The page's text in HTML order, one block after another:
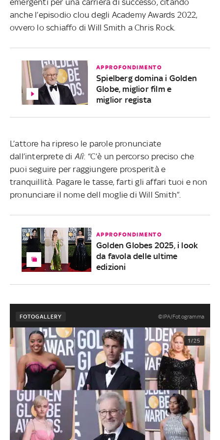
anche l’episodio clou degli Academy Awards 2022,
ovvero lo schiaffo di Will Smith a Chris Rock.
APPROFONDIMENTO
Spielberg domina i Golden
Globe, miglior film e
miglior regista
L’attore ha ripreso le parole pronunciate
dall’interprete di Alì: “C’è un percorso preciso che
puoi seguire per raggiungere prosperità e
tranquillità. Pagare le tasse, farti gli affari tuoi e non
pronunciare il nome dell moglie di Will Smith”.
APPROFONDIMENTO
Golden Globes 2025, i look
da favola delle ultime
edizioni
FOTOGALLERY ©IPA/Fotogramma
1/25